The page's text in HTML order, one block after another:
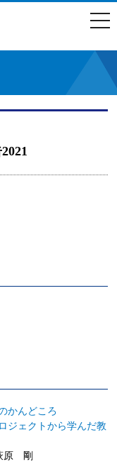
かんどころ
ジェクトから学んだ教
原 剛